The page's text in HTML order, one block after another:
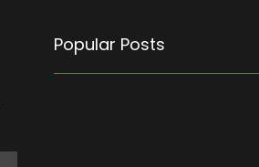
Popular Posts